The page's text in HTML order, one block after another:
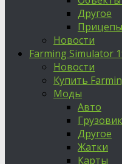
Другое
Прицепы
Новости
Farming Simulator
Новости
Купить
Моды
Авто
Другое
Жатки
Карты